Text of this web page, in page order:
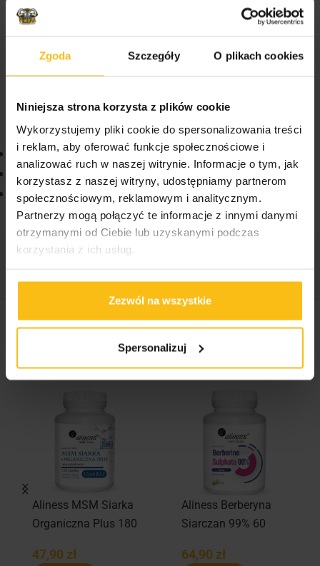
Zgoda Szczegóły O plikach cookies
Niniejsza strona korzysta z plików cookie
Wykorzystujemy pliki cookie do spersonalizowania treści
i reklam, aby oferować funkcje społecznościowe i
analizować ruch w naszej witrynie. Informacje o tym, jak
korzystasz z naszej witryny, udostępniamy partnerom
społecznościowym, reklamowym i analitycznym.
Partnerzy mogą połączyć te informacje z innymi danymi
otrzymanymi od Ciebie lub uzyskanymi podczas
korzystania z ich usług.
Zezwól na wszystkie
Spersonalizuj
przeznaczony dla dzieci i młodzieży od 4 do 18 roku
VIKINGU! Sprawdź także inne produkty dostępne na
HIRO.LAB Carbo Boost 1000 g
Gainer Genius Nutrition iMass 2500 g
The Collagen Club Beauty Collagen
Podobne produkty
Aliness MSM Siarka
Organiczna Plus 180
47,90 zł
Aliness Berberyna
Siarczan 99% 60
64,90 zł